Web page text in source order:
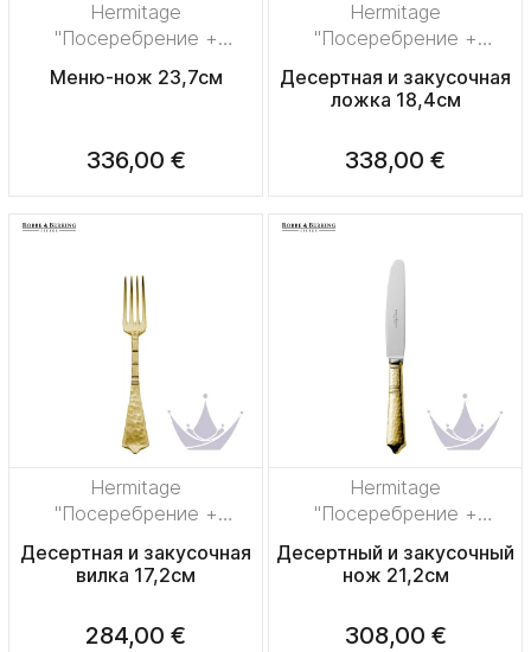
Hermitage
"Посеребрение +
сплошная позолота"
Меню-нож 23,7см
336,00 €
Hermitage
"Посеребрение +
Десертная и закусочная
ложка 18,4см
338,00 €
Hermitage
"Посеребрение +
Десертная и закусочная
вилка 17,2см
284,00 €
Hermitage
"Посеребрение +
сплошная позолота"
Десертный и закусочный
нож 21,2см
308,00 €